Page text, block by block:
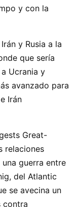
y con la
y Rusia a la
que sería
Ucrania y
avanzado para
Irán
Great-
relaciones
guerra entre
del Atlantic
se avecina un
contra